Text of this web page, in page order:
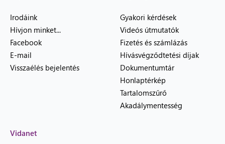
Irodáink
Hívjon minket...
Facebook
E-mail
Visszaélés bejelentés
Gyakori kérdések
Videós útmutatók
Fizetés és számlázás
Hívásvégződtetési díjak
Dokumentumtár
Honlaptérkép
Tartalomszűrő
Akadálymentesség
Vidanet